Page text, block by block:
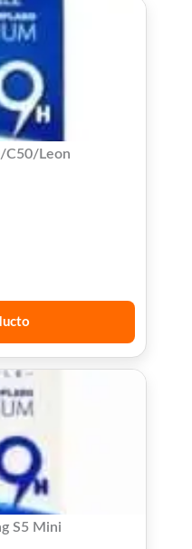
C50/Leon
S5 Mini